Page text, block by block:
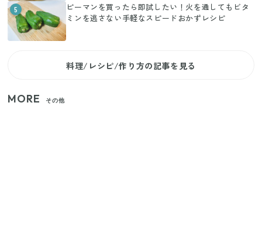
5
ピーマンを買ったら即試したい！火を通してもビタ
ミンを逃さない手軽なスピードおかずレシピ
料理/レシピ/作り方の記事を見る
MORE その他